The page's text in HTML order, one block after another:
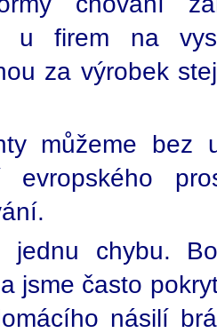
u firem na
za výrobek
můžeme bez
evropského
jednu chybu.
jsme často
násilí